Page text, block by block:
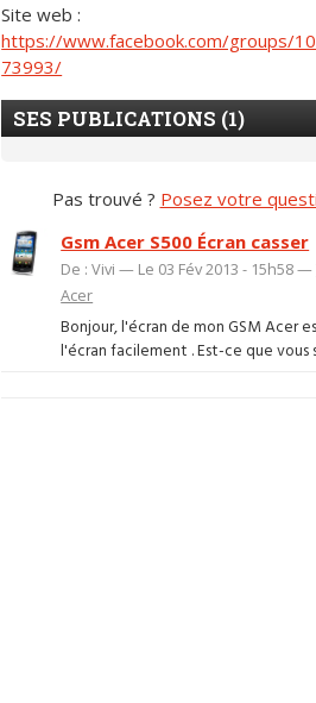
Site web :
https://www.facebook.com/groups/
73993/
SES PUBLICATIONS (1)
Pas trouvé ? Posez votre
Gsm Acer S500 Écran casser
De : Vivi — Le 03 Fév 2013 - 15h58 —
Acer
Bonjour, l'écran de mon GSM Acer
l'écran facilement . Est-ce que vous